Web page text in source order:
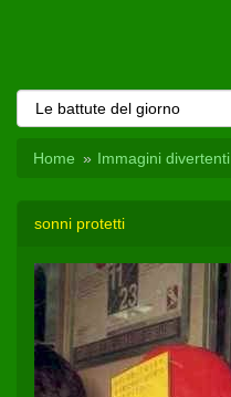
Home Immagini divertenti
sonni protetti